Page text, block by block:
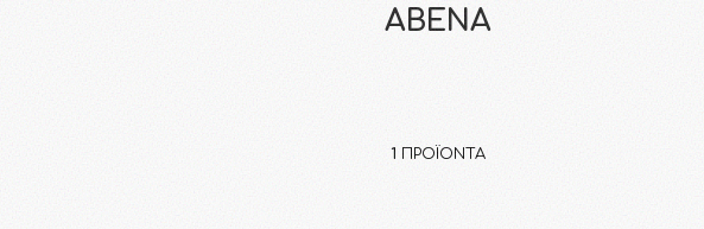
ABENA
1 ΠΡΟΪΌΝΤΑ